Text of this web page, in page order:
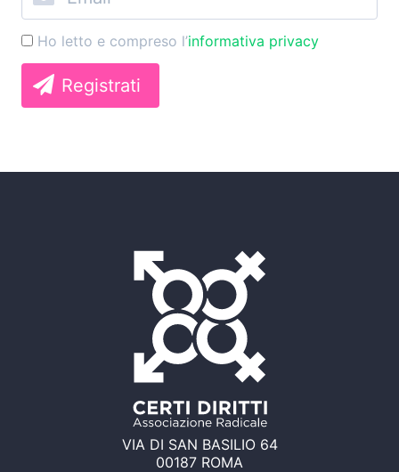
Ho letto e compreso l’informativa privacy
Registrati
VIA DI SAN BASILIO 64
00187 ROMA